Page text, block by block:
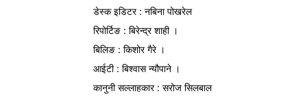
डेस्क इडिटर : नबिना पोखरेल
रिपोर्टिङ : बिरेन्द्र शाही ।
बिलिङ : किशोर गैरे ।
आईटी : बिश्वास न्यौपाने ।
कानुनी सल्लाहकार : सरोज सिलबाल